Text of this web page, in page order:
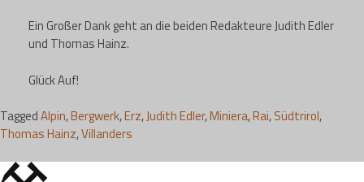
Ein Großer Dank geht an die beiden Redakteure Judith Edler
und Thomas Hainz.
Glück Auf!
TaggedAlpin,Bergwerk,Erz,Judith Edler,Miniera,Rai,Südtrirol,
Thomas Hainz,Villanders